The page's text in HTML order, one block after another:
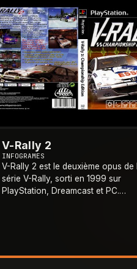
V-Rally 2
INFOGRAMES
V-Rally 2 est le deuxième opus de
série V-Rally, sorti en 1999 sur
PlayStation, Dreamcast et PC.